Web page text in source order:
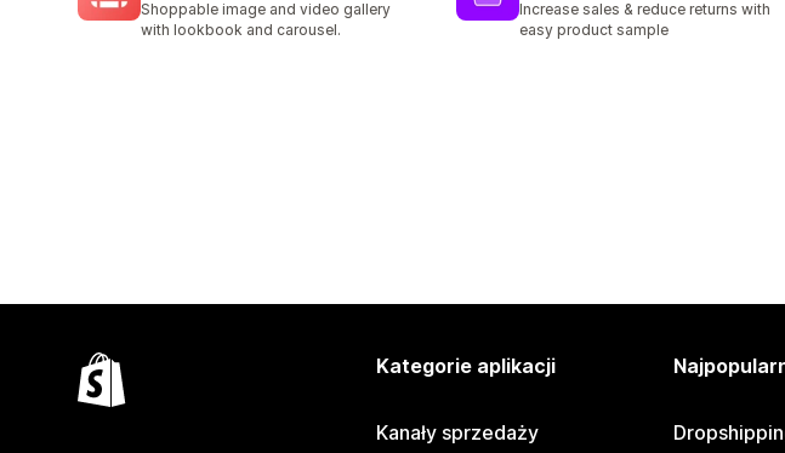
Shoppable image and video gallery
with lookbook and carousel.
Increase sales & reduce returns with
easy product sample
Kategorie aplikacji
Kanały sprzedaży